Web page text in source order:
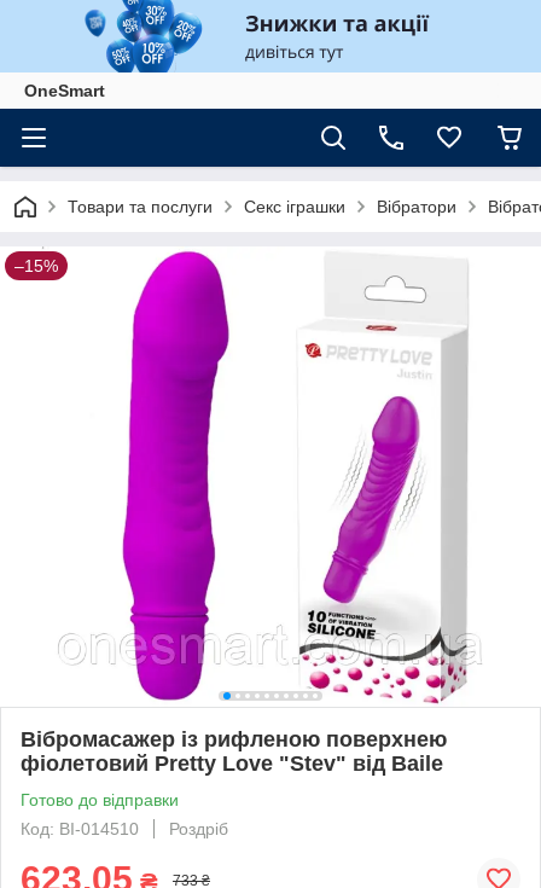
OneSmart
Товари та послуги Секс іграшки Вібратори
–15%
Вібромасажер із рифленою поверхнею
фіолетовий Pretty Love "Stev" від Baile
Готово до відправки
Код: BI-014510
Роздріб
623,05 733 ₴